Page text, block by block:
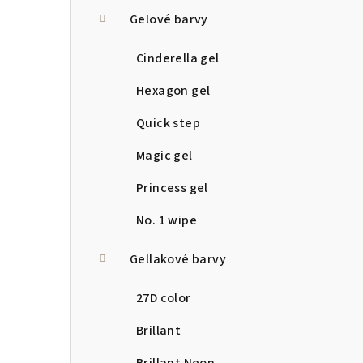
Gelové barvy
Cinderella gel
Hexagon gel
Quick step
Magic gel
Princess gel
No. 1 wipe
Gellakové barvy
27D color
Brillant